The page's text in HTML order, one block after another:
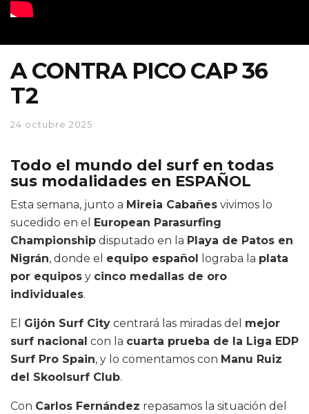
A CONTRA PICO CAP 36
T2
24 octubre 2025
Todo el mundo del surf en todas
sus modalidades en ESPAÑOL
Esta semana, junto a Mireia Cabañes vivimos lo
sucedido en el
European Parasurfing
Championship disputado en la Playa de Patos en
Nigrán, donde el equipo español lograba la plata
por equipos y cinco medallas de oro
individuales.
El Gijón Surf City centrará las miradas del mejor
surf nacional con la cuarta prueba de la Liga EDP
Surf Pro Spain, y lo comentamos con Manu Ruiz
del Skoolsurf Club.
Con Carlos Fernández repasamos la situación del